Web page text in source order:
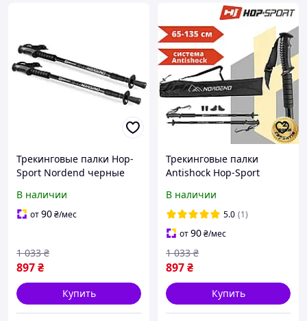
Трекинговые палки Hop-
Sport Nordend черные
В наличии
от90₴/мес
897₴
1 033 ₴
Купить
Трекинговые палки
Antishock Hop-Sport
см
В наличии
5.0 (1)
от90₴/мес
897₴
1 033 ₴
Купить